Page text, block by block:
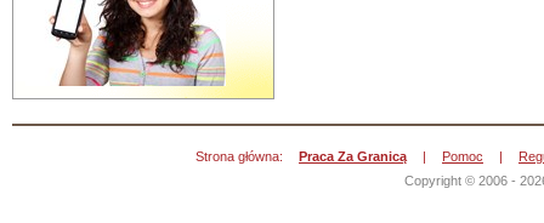
Strona główna: Praca Za Granicą | Pomoc |
Copyright © 2006 -